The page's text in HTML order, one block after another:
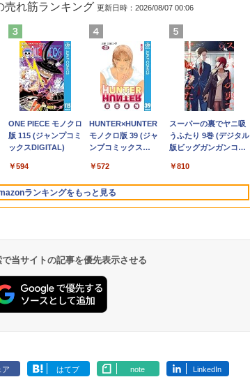
ノートパソコン14イン
チ 極軽量約965g 富士
通 LIFEBOOK U748 高
性能第7世代Core i5-
リ最大16GB SSD1TB
薄い軽い FHD液晶
type-C WIFI
Bluetooth 中古ノート
5GWIFI Bluetooth最新
MicrosoftOffice2024
￥16,500
【マラソンセール期間
中ポイント5倍】中古
ノートパソコン 第11世
代 Core i5 メモリ
13.3インチ フルHD ノ
ングレア Webカメラ
無線LAN Wi-Fi
Bluetooth
dynabook G83/HS 初
期設定済 すぐ使える
13.3インチ 良品
Lenovo ThinkPad X13
Gen2 Type-20XJ フル
HD / Windows11/ 高性
能 AMD Ryzen 5-
5650u/ 16GB/ 爆速
NVMe式256GB-SSD/
カメラ/ 無線Wi-Fi6/
Office付き/ Win11【中
込送料無料 あす楽対応
￥34,990
[VETESA正規販売店]
デスクトップパソコン
PC 一体型 新品
Windows11 27型 Core
メモリ16GB
SSD512GB 初期設定済
ホワイト ブラック
￥69,800
GMKtec GMK-K8
PLUS-32/1T-
W11Pro(8845HS)
デスクトップPC
Ryzen7 5700G メモリ
16GB SSD1TB B550
グラボなし
￥148,700
ニター 23.8インチ フルHD 非
120Hz 1ms(VRB) sRGB 99%
HDMI 1.4 ミニD-Sub
スピーカー・ヘッドフォン端子
ムデザイン EK241YGbmix
GIGASTONE 27インチ 100Hzモニタ
ー ディスプレイ PCモニター VESA モ
ニタ ノングレア フルHD ブルーライト
軽減 IPSパネル 178度 広角 高解像度目
に優しいフリッカーフリー フレームレ
ス (PS5確認済み/HDMI/VGA/スピーカ
ー付/3年保証) ギガストーン
￥17,980
看護師・看護学生のた
めのレビューブック
2027 [ 岡庭 豊 ]
￥6,930
これから俺は、後輩に
抱かれます 6【電子限
定かきおろし付】 【電
子書籍】[ 佳門サエコ ]
あかね噺 23 【電子書
籍】[ 末永裕樹 ]
￥572
Anker Soundcore
Liberty 5 アプリコッ
トピンク
￥-
【2026年アップグレ
ード版】AOKIMI ワ
イヤレスイヤホン
V12 小型軽量 ブルー
トゥースHi-Fi 最大
36時間再生 ぶるーと
ゅーす コードレス
グ Type-C充電 マイ
ク付き 防水 タッチ式
音量調整 スポーツ/通
勤/通学/WEB会議(ホ
ワイト)
￥1,964
Xiaomi シャオミ
REDMI Buds 8 Lite ワ
イヤレスイヤホン
キャンセリング ANC
36時間再生
￥2,980
On My Road
(Stadium ver.)
￥250
On My Road
(Stadium ver.)
￥250
BUGS LIFE
￥250
by Amazon 炭酸水
ラベルレス 500ml
×24本 強炭酸水 ペッ
ットル (Smart
Basic)
￥1,625
by Amazon 天然水
ラベルレス 2L×9本
￥1,117
コカ・コーラ やかんの
麦茶 from 爽健美茶 ラ
ベルレス
￥2,009
売れ筋ランキング 更新日時：2026/08/07 00:06
ONE PIECE モノクロ
版 115 (ジャンプコミ
ックスDIGITAL)
￥594
HUNTER×HUNTER
モノクロ版 39 (ジャ
ンプコミックス
￥572
スーパーの裏でヤニ吸
うふたり 9巻 (デジタル
版ビッグガンガンコミ
￥810
ランキングをもっと見る
当サイトの記事を優先表示させる
ア はてブ note LinkedIn